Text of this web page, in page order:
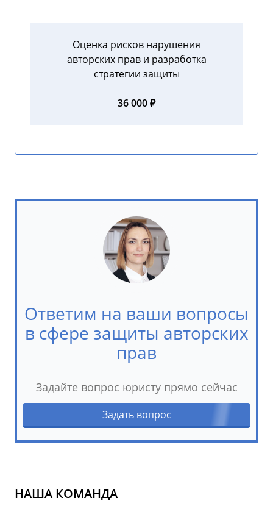
Оценка рисков нарушения
авторских прав и разработка
стратегии защиты
36 000 ₽
Ответим на ваши вопросы
в сфере защиты авторских
прав
Задайте вопрос юристу прямо сейчас
Задать вопрос
НАША КОМАНДА